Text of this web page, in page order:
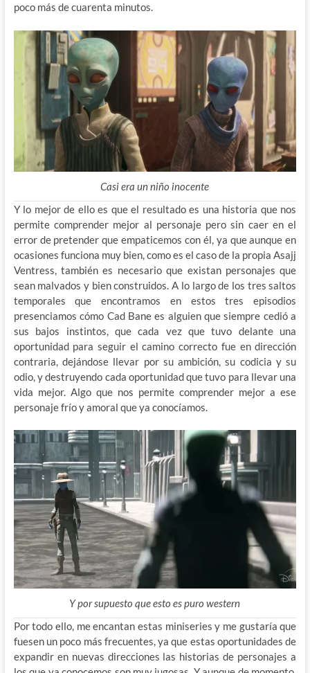
poco más de cuarenta minutos.
Casi era un niño inocente
Y lo mejor de ello es que el resultado es una historia que nos
permite comprender mejor al personaje pero sin caer en el
error de pretender que empaticemos con él, ya que aunque en
ocasiones funciona muy bien, como es el caso de la propia Asajj
Ventress, también es necesario que existan personajes que
sean malvados y bien construidos. A lo largo de los tres saltos
temporales que encontramos en estos tres episodios
presenciamos cómo Cad Bane es alguien que siempre cedió a
sus bajos instintos, que cada vez que tuvo delante una
oportunidad para seguir el camino correcto fue en dirección
contraria, dejándose llevar por su ambición, su codicia y su
odio, y destruyendo cada oportunidad que tuvo para llevar una
vida mejor. Algo que nos permite comprender mejor a ese
personaje frío y amoral que ya conocíamos.
Y por supuesto que esto es puro western
Por todo ello, me encantan estas miniseries y me gustaría que
fuesen un poco más frecuentes, ya que estas oportunidades de
expandir en nuevas direcciones las historias de personajes a